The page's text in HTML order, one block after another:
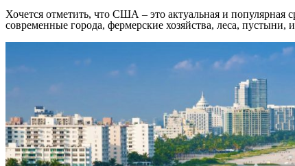
Хочется отметить, что США – это актуальная и популярная
современные города, фермерские хозяйства, леса, пустыни,